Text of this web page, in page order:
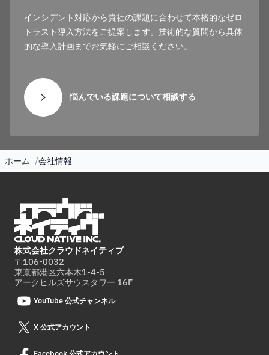
インシデント対応から貴社の課題に合わせて本格的なゼロ
トラスト導入方法をご提案します。技術的な質問から具体
的な導入計画までお気軽にご相談ください。
悩んでいる課題について相談する
ホーム 会社情報
株式会社クラウドネイティブ
〒106-0032
東京都港区六本木1-4-5
アークヒルズサウスタワー 16F
YouTube 公式チャンネル
X 公式アカウント